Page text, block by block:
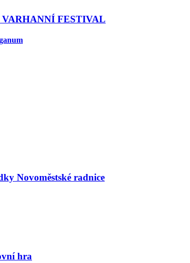
FESTIVAL
Novoměstské radnice
hra